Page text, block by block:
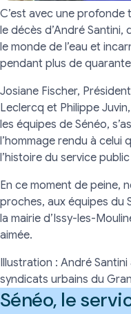
C’est avec une
le décès d’André
le monde de l’eau et
pendant plus de
Josiane Fischer,
Leclercq et Philippe
les équipes de Sénéo,
l’hommage rendu à celui
l’histoire du service
En ce moment de peine,
proches, aux équipes du
la mairie d’Issy-les-
aimée.
Illustration : André
syndicats urbains du
Sénéo, le